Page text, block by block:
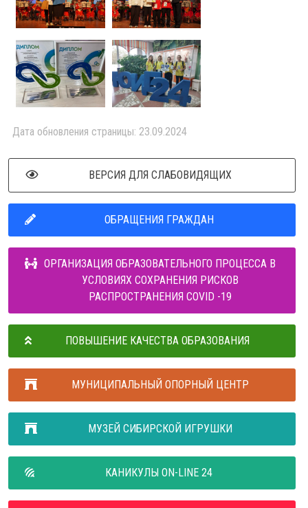
Дата обновления страницы: 23.09.2024
ВЕРСИЯ ДЛЯ СЛАБОВИДЯЩИХ
ОБРАЩЕНИЯ ГРАЖДАН
ОРГАНИЗАЦИЯ ОБРАЗОВАТЕЛЬНОГО ПРОЦЕССА В
УСЛОВИЯХ СОХРАНЕНИЯ РИСКОВ
РАСПРОСТРАНЕНИЯ COVID -19
ПОВЫШЕНИЕ КАЧЕСТВА ОБРАЗОВАНИЯ
МУНИЦИПАЛЬНЫЙ ОПОРНЫЙ ЦЕНТР
МУЗЕЙ СИБИРСКОЙ ИГРУШКИ
КАНИКУЛЫ ON-LINE 24